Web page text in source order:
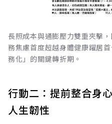
長照成本與通膨壓力雙重夾擊
務焦慮首度超越身體健康躍居
務化」的關鍵轉折期。
行動二：提前整合身
人生韌性